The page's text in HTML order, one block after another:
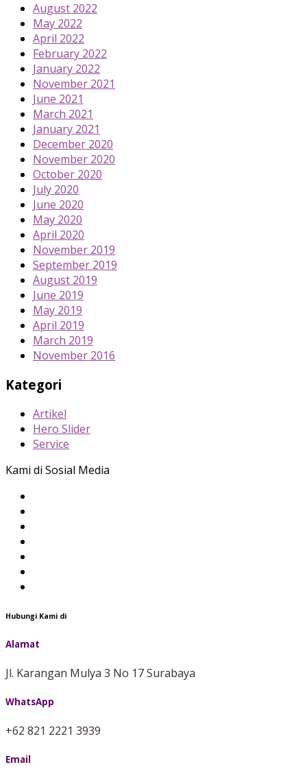
August 2022
May 2022
April 2022
February 2022
January 2022
November 2021
June 2021
March 2021
January 2021
December 2020
November 2020
October 2020
July 2020
June 2020
May 2020
April 2020
November 2019
September 2019
August 2019
June 2019
May 2019
April 2019
March 2019
November 2016
Kategori
Artikel
Hero Slider
Service
Kami di Sosial Media
Hubungi Kami di
Alamat
Jl. Karangan Mulya 3 No 17 Surabaya
WhatsApp
+62 821 2221 3939
Email